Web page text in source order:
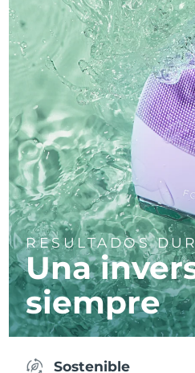
RESULTADOS
Una
siempre
Sostenible